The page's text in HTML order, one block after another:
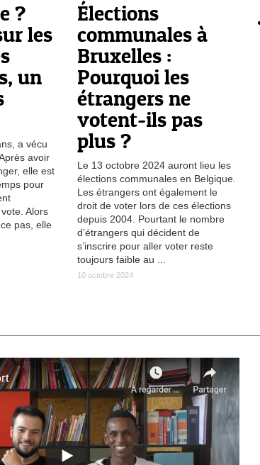
?
les
un
a vécu
avoir
elle est
pour
Alors
pas, elle
Élections
communales à
Bruxelles :
Pourquoi les
étrangers ne
votent-ils pas
plus ?
Le 13 octobre 2024 auront lieu les
élections communales en Belgique.
Les étrangers ont également le
droit de voter lors de ces élections
depuis 2004. Pourtant le nombre
d’étrangers qui décident de
s’inscrire pour aller voter reste
toujours faible au ...
10 octobre 2024